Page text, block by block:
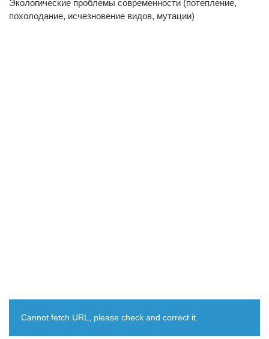
Экологические проблемы современности (потепление,
похолодание, исчезновение видов, мутации)
Cannot fetch URL, please check and correct it.